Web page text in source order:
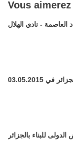
Vous
العاصمة - نادي الهلال
في 03.05.2015
للبناء بالجزائر